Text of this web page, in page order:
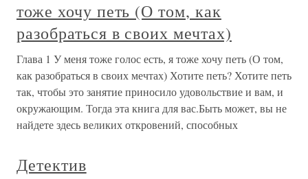
тоже хочу петь (О том, как
разобраться в своих мечтах)
Глава 1 У меня тоже голос есть, я тоже хочу петь (О том,
как разобраться в своих мечтах) Хотите петь? Хотите петь
так, чтобы это занятие приносило удовольствие и вам, и
окружающим. Тогда эта книга для вас.Быть может, вы не
найдете здесь великих откровений, способных
Детектив